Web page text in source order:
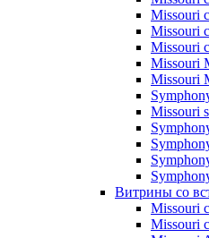
Missouri
Missouri
Missouri
Missouri
Missouri
Missouri
Витрины со
Missouri
Missouri